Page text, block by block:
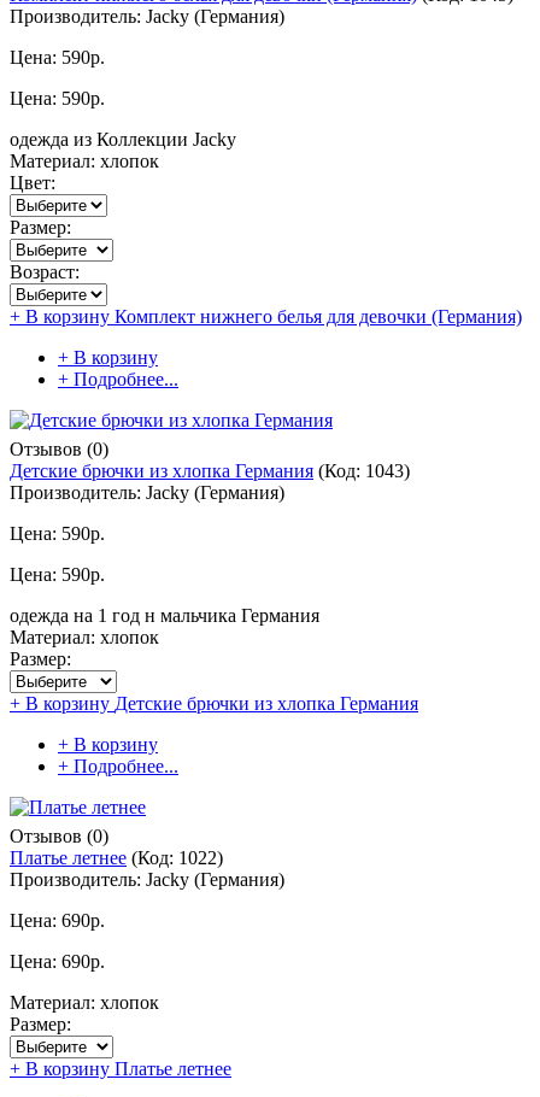
Производитель: Jacky (Германия)
Цена: 590р.
Цена: 590р.
одежда из Коллекции Jacky
Материал: хлопок
Цвет:
Размер:
Возраст:
+ В корзину Комплект нижнего белья для девочки (Германия)
+ В корзину
+ Подробнее...
Отзывов (0)
Детские брючки из хлопка Германия (Код: 1043)
Производитель: Jacky (Германия)
Цена: 590р.
Цена: 590р.
одежда на 1 год н мальчика Германия
Материал: хлопок
Размер:
+ В корзину Детские брючки из хлопка Германия
+ В корзину
+ Подробнее...
Отзывов (0)
Платье летнее (Код: 1022)
Производитель: Jacky (Германия)
Цена: 690р.
Цена: 690р.
Материал: хлопок
Размер:
+ В корзину Платье летнее